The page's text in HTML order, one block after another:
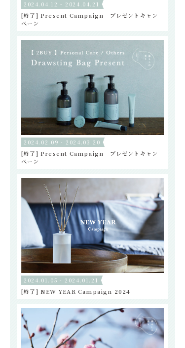
2024.04.12 - 2024.04.21
[終了] Present Campaign プレゼントキャン
ペーン
2024.02.09 - 2024.03.20
[終了] Present Campaign プレゼントキャン
ペーン
2024.01.05 - 2024.01.21
[終了] NEW YEAR Campaign 2024